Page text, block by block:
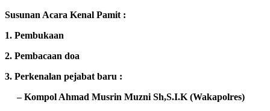
Susunan Acara Kenal Pamit :
1. Pembukaan
2. Pembacaan doa
3. Perkenalan pejabat baru :
– Kompol Ahmad Musrin Muzni Sh,S.I.K (Wakapolres)